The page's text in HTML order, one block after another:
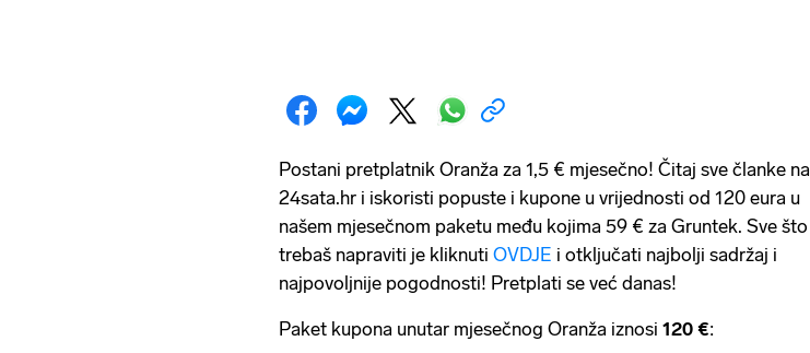
Postani pretplatnik Oranža za 1,5 € mjesečno! Čitaj sve članke na
24sata.hr i iskoristi popuste i kupone u vrijednosti od 120 eura u
našem mjesečnom paketu među kojima 59 € za Gruntek. Sve što
trebaš napraviti je kliknuti OVDJE i otključati najbolji sadržaj i
najpovoljnije pogodnosti! Pretplati se već danas!
Paket kupona unutar mjesečnog Oranža iznosi 120 €: